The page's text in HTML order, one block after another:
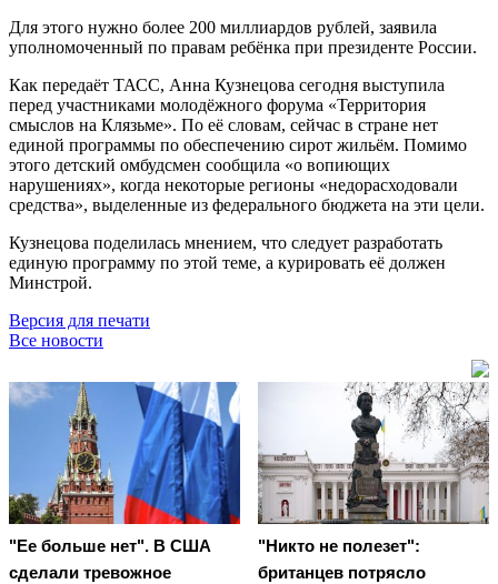
Для этого нужно более 200 миллиардов рублей, заявила
уполномоченный по правам ребёнка при президенте России.
Как передаёт ТАСС, Анна Кузнецова сегодня выступила
перед участниками молодёжного форума «Территория
смыслов на Клязьме». По её словам, сейчас в стране нет
единой программы по обеспечению сирот жильём. Помимо
этого детский омбудсмен сообщила «о вопиющих
нарушениях», когда некоторые регионы «недорасходовали
средства», выделенные из федерального бюджета на эти цели.
Кузнецова поделилась мнением, что следует разработать
единую программу по этой теме, а курировать её должен
Минстрой.
Версия для печати
Все новости
"Ее больше нет". В США
сделали тревожное
"Никто не полезет":
британцев потрясло